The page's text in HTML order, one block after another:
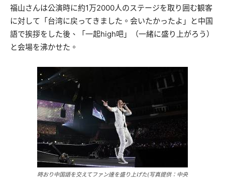
福山さんは公演時に約1万2000人のステージを取り囲む観客
に対して「台湾に戻ってきました。会いたかったよ」と中国
語で挨拶をした後、「一起high吧」（一緒に盛り上がろう）
と会場を沸かせた。
時おり中国語を交えてファン達を盛り上げた(写真提供：中央